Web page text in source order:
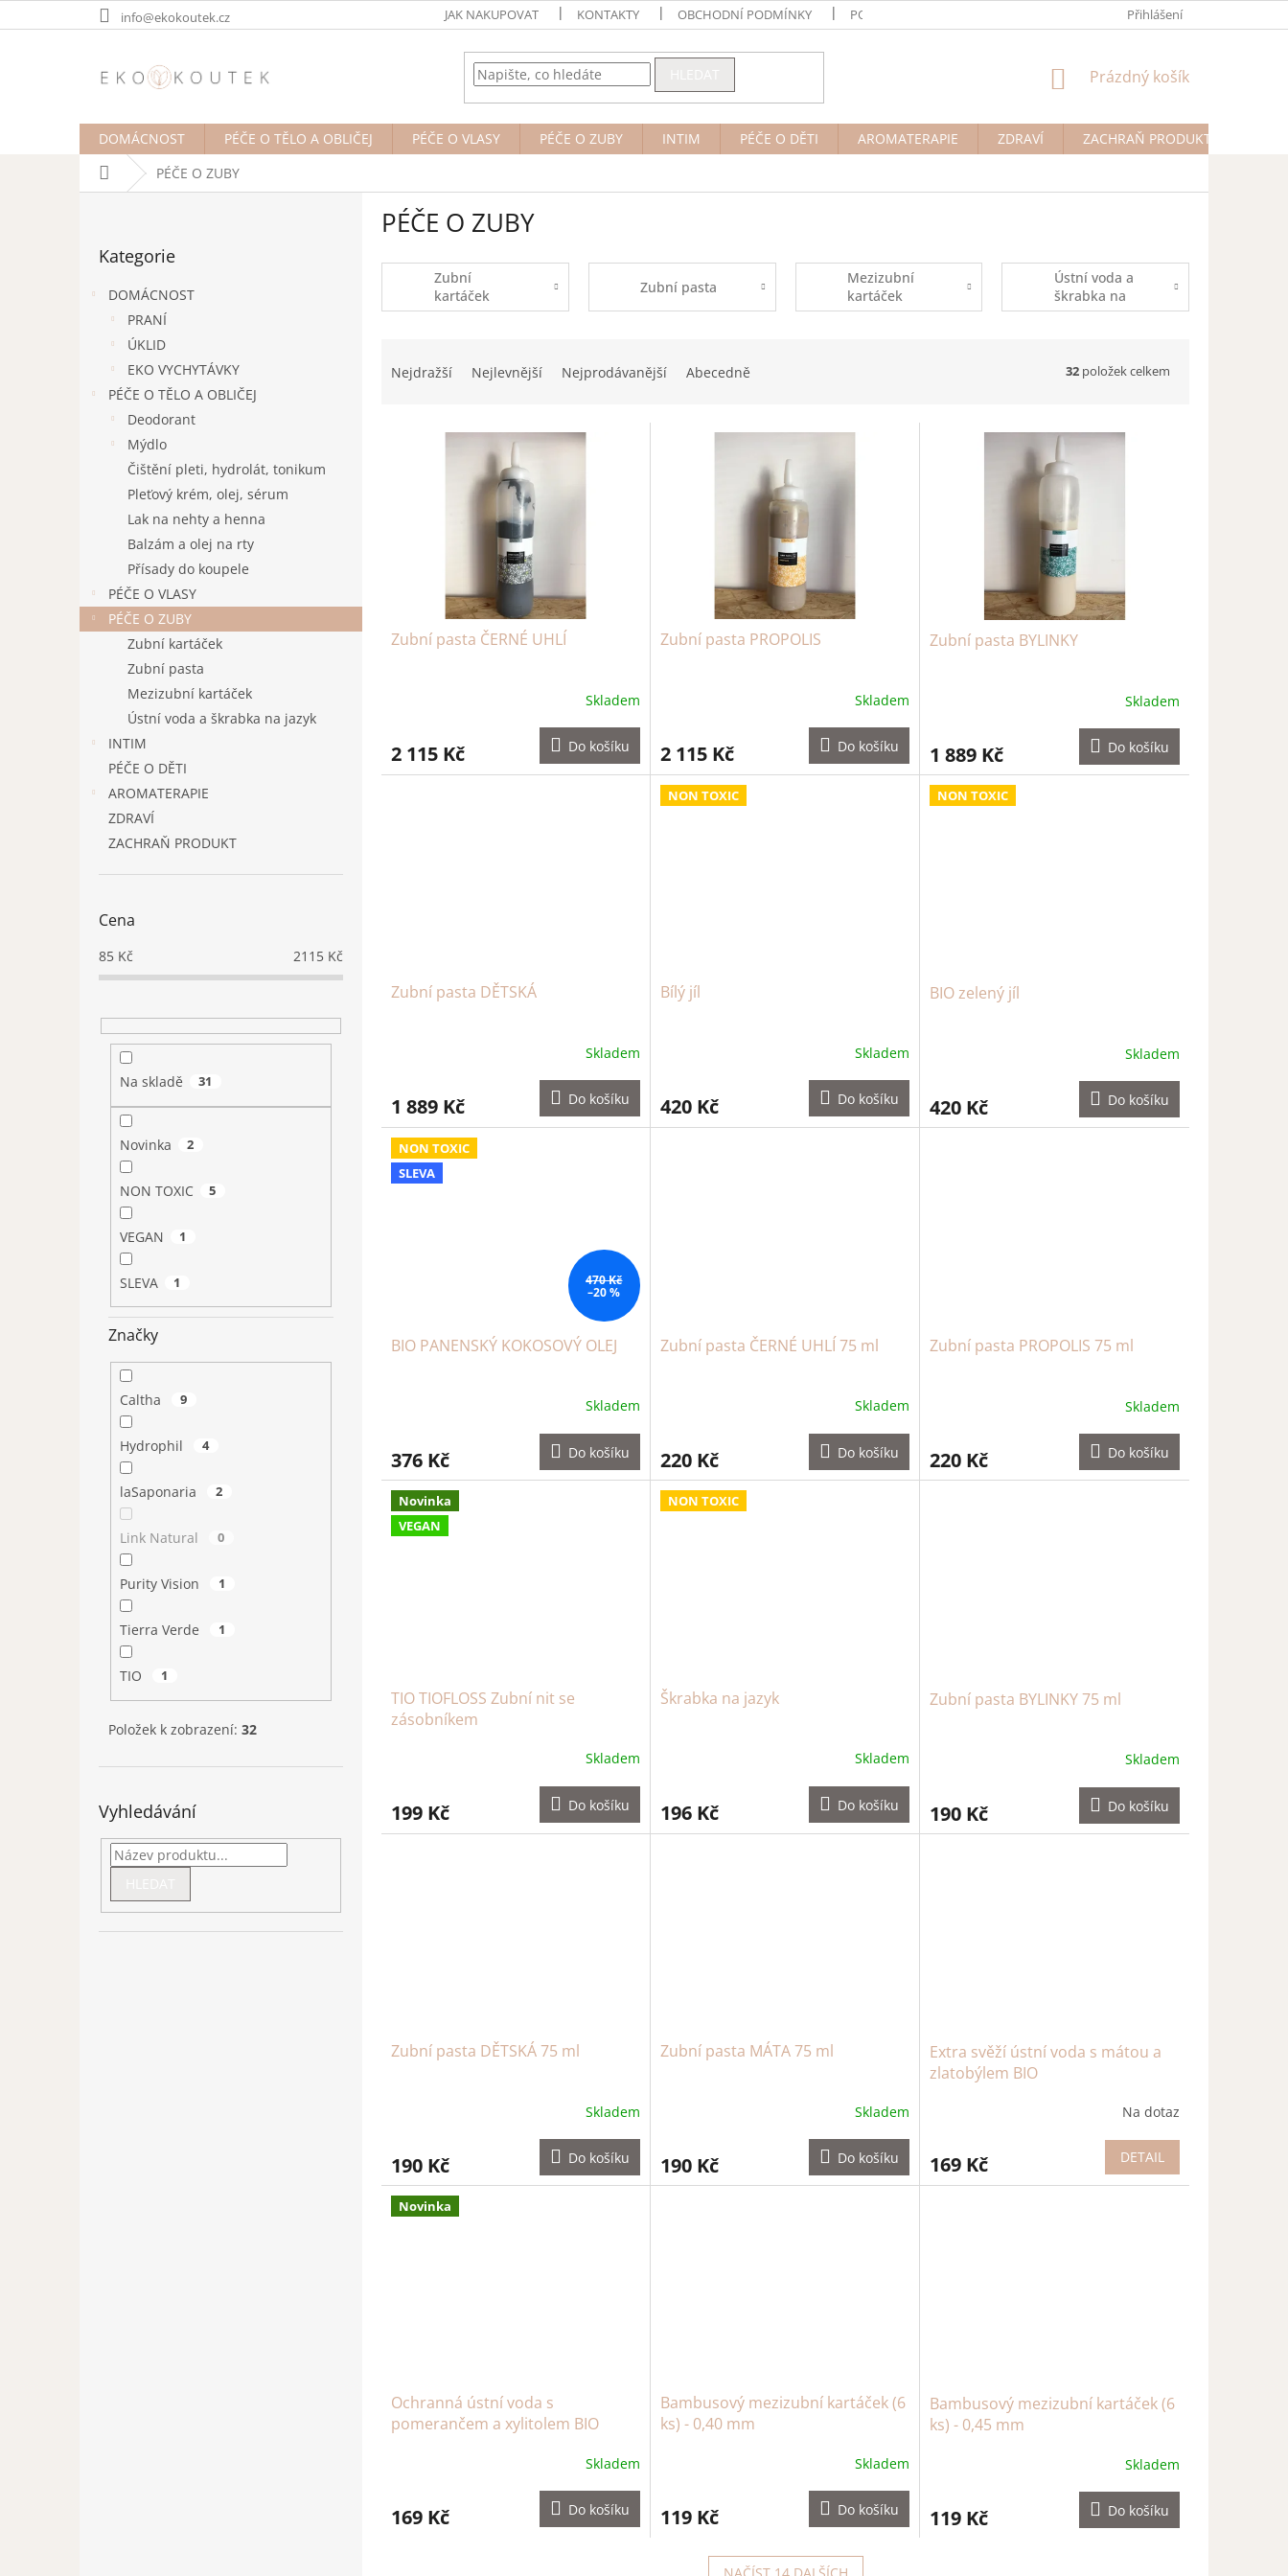
na
info@ekokoutek.cz JAK NAKUPOVAT KONTAKTY OBCHODNÍ PODMÍNKY PODMÍNKY OCHRANY OSOBNÍCH ÚDAJŮ Přihlášení
NÁKUPNÍ
Prázdný košík
DOMÁCNOST PÉČE O TĚLO A OBLIČEJ PÉČE O VLASY PÉČE O ZUBY INTIM PÉČE O DĚTI AROMATERAPIE ZDRAVÍ ZACHRAŇ PRODUKT
Domů PÉČE O ZUBY
kategorie
Kategorie
DOMÁCNOST
PRANÍ
ÚKLID
EKO VYCHYTÁVKY
PÉČE O TĚLO A OBLIČEJ
Deodorant
Mýdlo
Čištění pleti, hydrolát, tonikum
Pleťový krém, olej, sérum
Lak na nehty a henna
Balzám a olej na rty
Přísady do koupele
PÉČE O VLASY
PÉČE O ZUBY
Zubní kartáček
Zubní pasta
Mezizubní kartáček
Ústní voda a škrabka na jazyk
INTIM
PÉČE O DĚTI
AROMATERAPIE
ZDRAVÍ
ZACHRAŇ PRODUKT
Cena
85 Kč 2115 Kč
Na skladě 31
Novinka 2
NON TOXIC 5
VEGAN 1
SLEVA 1
Značky
Caltha 9
Hydrophil 4
laSaponaria 2
Link Natural 0
Purity Vision 1
Tierra Verde 1
TIO 1
Položek k zobrazení: 32
Vyhledávání
PÉČE O ZUBY
Zubní
kartáček
Zubní pasta
Mezizubní
kartáček
Ústní voda a
škrabka na
jazyk
Nejdražší Nejlevnější Nejprodávanější Abecedně 32 položek celkem
Zubní pasta ČERNÉ UHLÍ
Skladem
2 115 Kč Do košíku
Zubní pasta PROPOLIS
Skladem
2 115 Kč Do košíku
Zubní pasta BYLINKY
Skladem
1 889 Kč Do košíku
Zubní pasta DĚTSKÁ
Skladem
1 889 Kč Do košíku
NON TOXIC
Bílý jíl
Skladem
420 Kč Do košíku
NON TOXIC
BIO zelený jíl
Skladem
420 Kč Do košíku
NON TOXIC
SLEVA
470 Kč
–20 %
BIO PANENSKÝ KOKOSOVÝ OLEJ
Skladem
376 Kč Do košíku
Zubní pasta ČERNÉ UHLÍ 75 ml
Skladem
220 Kč Do košíku
Zubní pasta PROPOLIS 75 ml
Skladem
220 Kč Do košíku
Novinka
VEGAN
TIO TIOFLOSS Zubní nit se
zásobníkem
Skladem
199 Kč Do košíku
NON TOXIC
Škrabka na jazyk
Skladem
196 Kč Do košíku
Zubní pasta BYLINKY 75 ml
Skladem
190 Kč Do košíku
Zubní pasta DĚTSKÁ 75 ml
Skladem
190 Kč Do košíku
Zubní pasta MÁTA 75 ml
Skladem
190 Kč Do košíku
Extra svěží ústní voda s mátou a
zlatobýlem BIO
Na dotaz
169 Kč DETAIL
Novinka
Ochranná ústní voda s
pomerančem a xylitolem BIO
Skladem
169 Kč Do košíku
Bambusový mezizubní kartáček (6
ks) - 0,40 mm
Skladem
119 Kč Do košíku
Bambusový mezizubní kartáček (6
ks) - 0,45 mm
Skladem
119 Kč Do košíku